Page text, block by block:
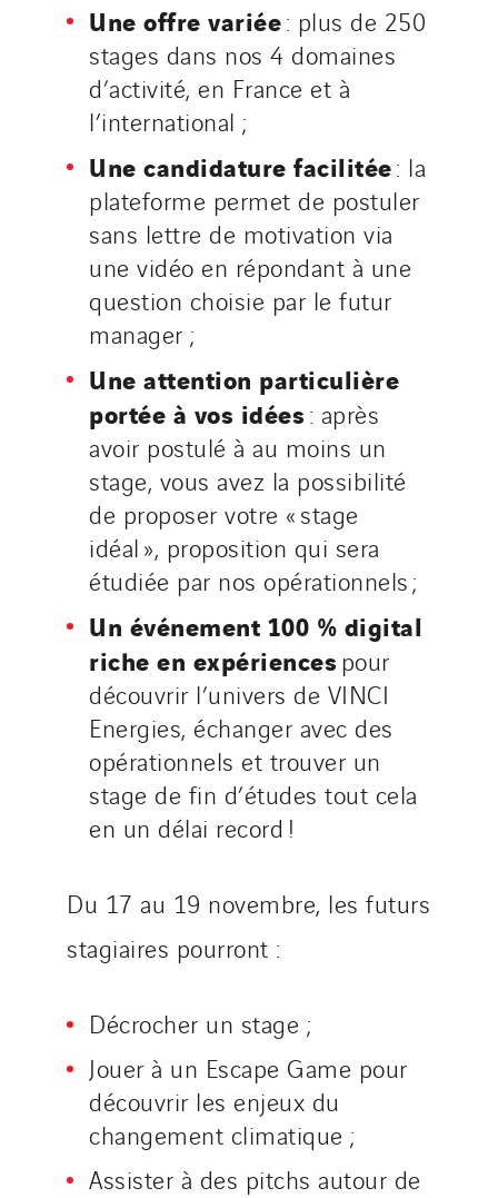
Une offre variée: plus de 250
stages dans nos 4 domaines
d’activité, en France et à
l’international ;
Une candidature facilitée: la
plateforme permet de postuler
sans lettre de motivation via
une vidéo en répondant à une
question choisie par le futur
manager ;
Une attention particulière
portée à vos idées: après
avoir postulé à au moins un
stage, vous avez la possibilité
de proposer votre « stage
idéal », proposition qui sera
étudiée par nos opérationnels ;
Un événement 100 % digital
riche en expériences pour
découvrir l’univers de VINCI
Energies, échanger avec des
opérationnels et trouver un
stage de fin d’études tout cela
en un délai record !
Du 17 au 19 novembre, les futurs
stagiaires pourront :
Décrocher un stage ;
Jouer à un Escape Game pour
découvrir les enjeux du
changement climatique ;
Assister à des pitchs autour de
Sarrasola
Schoro Electricité
Schuh Bodentechnik
SCIE Puy de Dome
SDEL Atlantis
SDEL Grand Ouest
SDEL Navis
SDEL Rouergue
SDEL Savoie Léman
SDEL Tertiaire
SDEL Transport
SDEL Transport Services
Sedam
Service One Alliance
Seves
SKE-International
Smart Building Energies
Socalec
Sotécnica
SparkEx® Funkenlöschanlagen
STE Armor
Strasser
Stroomverdeler
TelComTec
TG Concept
Tiab
Top Thermique
TranzCom
Travesset Beziers
Tunzini Antilles